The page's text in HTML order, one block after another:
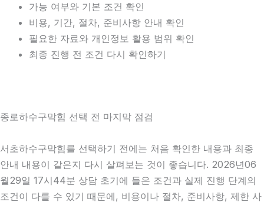
가능 여부와 기본 조건 확인
비용, 기간, 절차, 준비사항 안내 확인
필요한 자료와 개인정보 활용 범위 확인
최종 진행 전 조건 다시 확인하기
종로하수구막힘 선택 전 마지막 점검
서초하수구막힘를 선택하기 전에는 처음 확인한 내용과 최종
안내 내용이 같은지 다시 살펴보는 것이 좋습니다. 2026년06
월29일 17시44분 상담 초기에 들은 조건과 실제 진행 단계의
조건이 다를 수 있기 때문에, 비용이나 절차, 준비사항, 제한 사